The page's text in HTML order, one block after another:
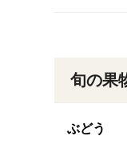
旬の果
ぶどう